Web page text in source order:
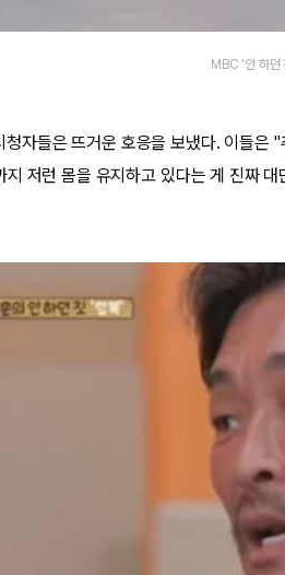
MBC '안 하던
청자들은 뜨거운 호응을 보냈다. 이들은
지 저런 몸을 유지하고 있다는 게 진짜